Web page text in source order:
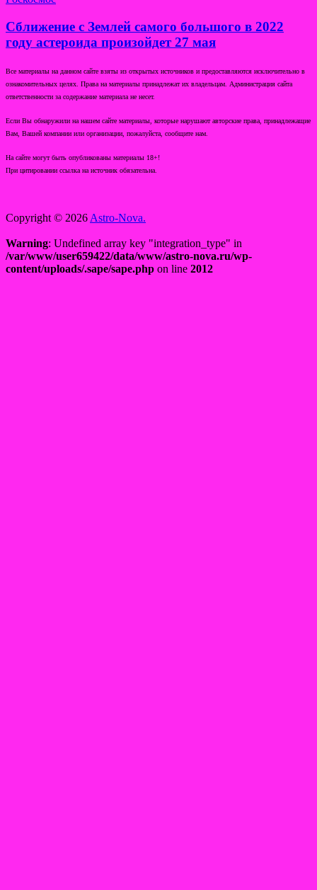
Сближение с Землей самого большого в 2022
году астероида произойдет 27 мая
Все материалы на данном сайте взяты из открытых источников и предоставляются исключительно в
ознакомительных целях. Права на материалы принадлежат их владельцам. Администрация сайта
ответственности за содержание материала не несет.
Если Вы обнаружили на нашем сайте материалы, которые нарушают авторские права, принадлежащие
Вам, Вашей компании или организации, пожалуйста, сообщите нам.
На сайте могут быть опубликованы материалы 18+!
При цитировании ссылка на источник обязательна.
Copyright © 2026 Astro-Nova.
Warning: Undefined array key "integration_type" in
/var/www/user659422/data/www/astro-nova.ru/wp-
content/uploads/.sape/sape.php on line 2012